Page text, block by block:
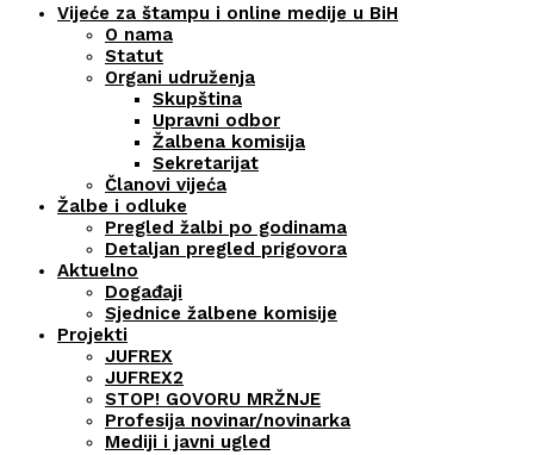
Vijeće za štampu i online medije u BiH
O nama
Statut
Organi udruženja
Skupština
Upravni odbor
Žalbena komisija
Sekretarijat
Članovi vijeća
Žalbe i odluke
Pregled žalbi po godinama
Detaljan pregled prigovora
Aktuelno
Događaji
Sjednice žalbene komisije
Projekti
JUFREX
JUFREX2
STOP! GOVORU MRŽNJE
Profesija novinar/novinarka
Mediji i javni ugled